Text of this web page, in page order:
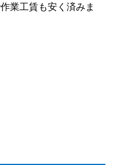
業工賃も安く済みま